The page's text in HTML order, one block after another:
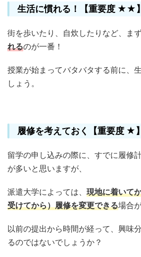
生活に慣れる！【重要度 ★★】
街を歩いたり、自炊したりなど、ま
れるのが一番！
授業が始まってバタバタする前に、
しょう。
履修を考えておく【重要度 ★】
留学の申し込みの際に、すでに履修
が多いと思いますが、
派遣大学によっては、 現地に着いて
受けてから）履修を変更できる場合
以前の提出から時間が経って、興味
るのではないでしょうか？